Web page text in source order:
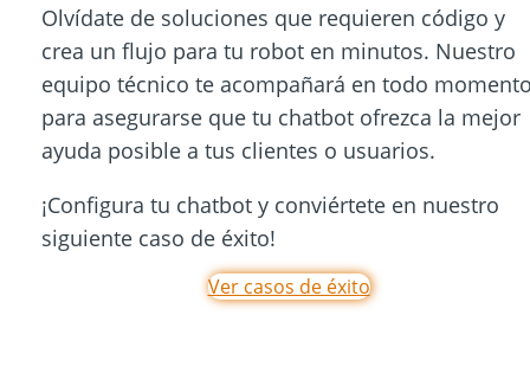
Olvídate de soluciones que requieren código y
crea un flujo para tu robot en minutos. Nuestro
equipo técnico te acompañará en todo
para asegurarse que tu chatbot ofrezca la mejor
ayuda posible a tus clientes o usuarios.
¡Configura tu chatbot y conviértete en nuestro
siguiente caso de éxito!
Ver casos de éxito